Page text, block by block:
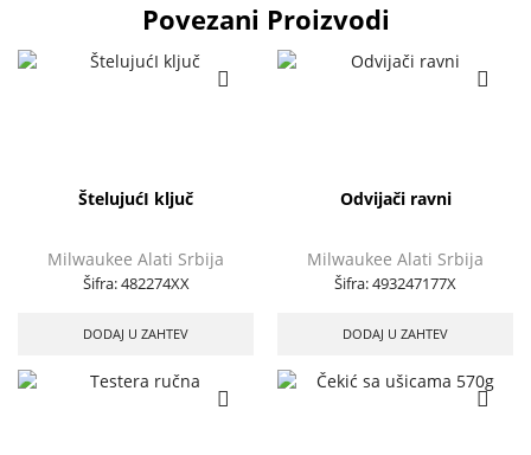
Povezani Proizvodi
ŠtelujućI ključ
Milwaukee Alati Srbija
Šifra:482274XX
DODAJ U ZAHTEV
Odvijači ravni
Milwaukee Alati Srbija
Šifra:493247177X
DODAJ U ZAHTEV